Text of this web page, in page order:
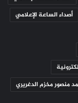
أصداء الساعة الإعلامي
منصور مخزم الدغريري